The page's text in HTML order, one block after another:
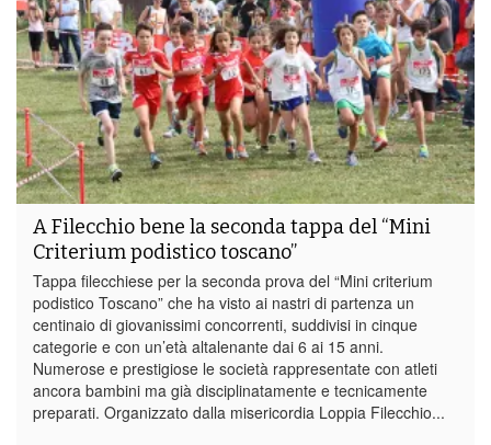
A Filecchio bene la seconda tappa del “Mini
Criterium podistico toscano”
Tappa filecchiese per la seconda prova del “Mini criterium
podistico Toscano” che ha visto ai nastri di partenza un
centinaio di giovanissimi concorrenti, suddivisi in cinque
categorie e con un’età altalenante dai 6 ai 15 anni.
Numerose e prestigiose le società rappresentate con atleti
ancora bambini ma già disciplinatamente e tecnicamente
preparati. Organizzato dalla misericordia Loppia Filecchio...